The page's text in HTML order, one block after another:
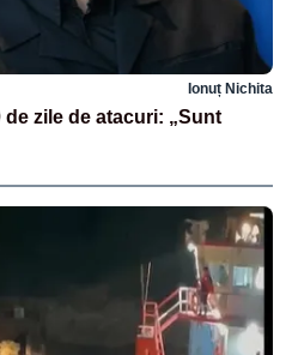
Ionuț Nichita
zile de atacuri: „Sunt